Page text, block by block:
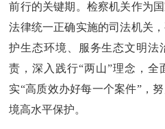
前行的关键期。检察机关作为
法律统一正确实施的司法机关
护生态环境、服务生态文明法
责，深入践行“两山”理念，全
实“高质效办好每一个案件”，
境高水平保护。